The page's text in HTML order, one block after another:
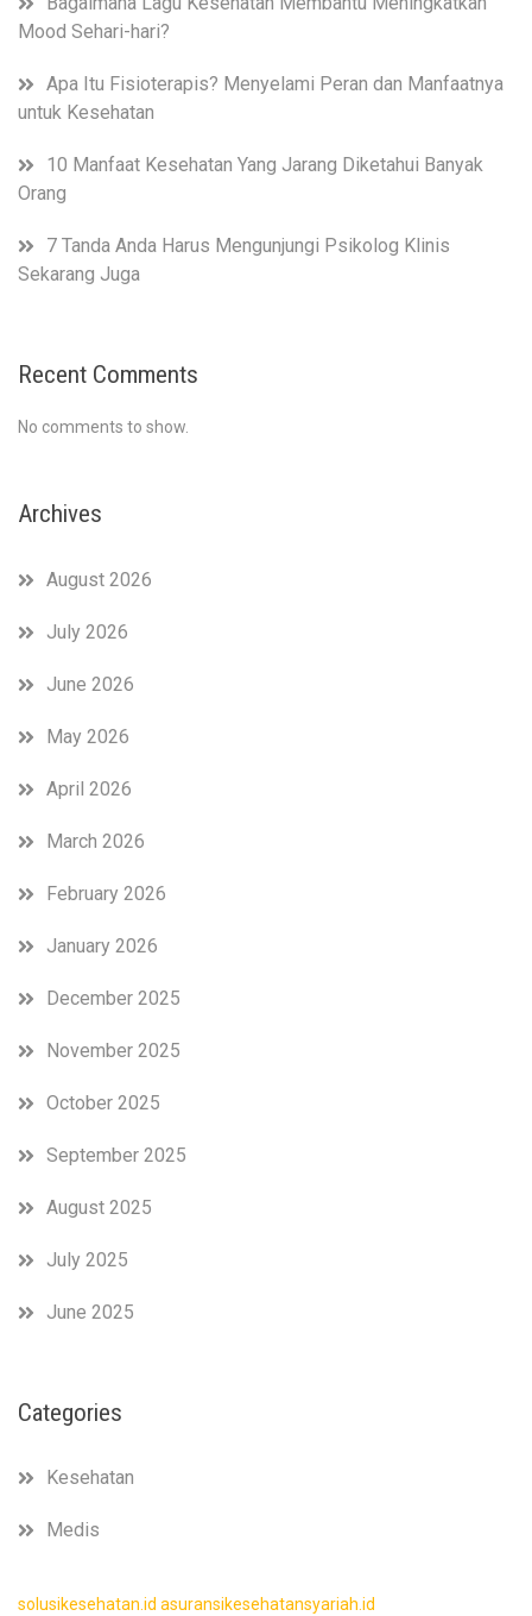
Mood Sehari-hari?
Apa Itu Fisioterapis? Menyelami Peran dan Manfaatnya
untuk Kesehatan
10 Manfaat Kesehatan Yang Jarang Diketahui Banyak
Orang
7 Tanda Anda Harus Mengunjungi Psikolog Klinis
Sekarang Juga
Recent Comments
No comments to show.
Archives
August 2026
July 2026
June 2026
May 2026
April 2026
March 2026
February 2026
January 2026
December 2025
November 2025
October 2025
September 2025
August 2025
July 2025
June 2025
Categories
Kesehatan
Medis
solusikesehatan.id asuransikesehatansyariah.id